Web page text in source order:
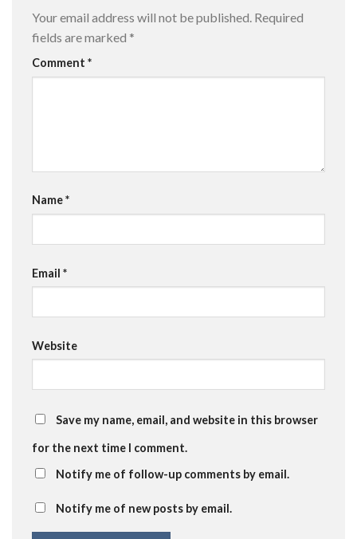
Your email address will not be published. Required
fields are marked *
Comment *
Name*
Email *
Website
Save my name, email, and website in this browser
for the next time I comment.
Notify me of follow-up comments by email.
Notify me of new posts by email.